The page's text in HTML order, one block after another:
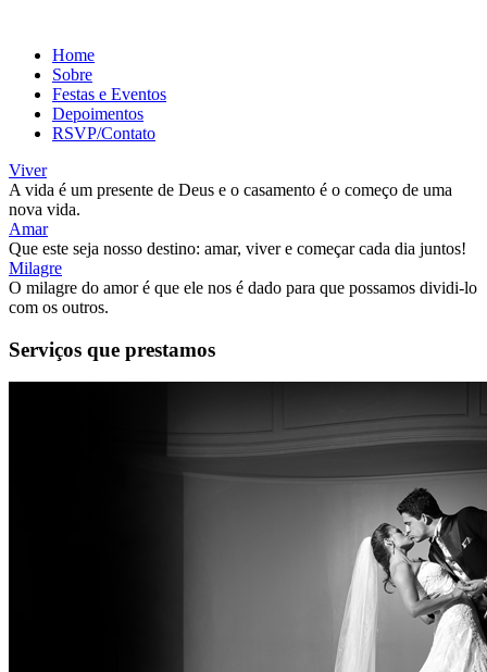
Home
Sobre
Festas e Eventos
Depoimentos
RSVP/Contato
Viver
A vida é um presente de Deus e o casamento é o começo de uma
nova vida.
Amar
Que este seja nosso destino: amar, viver e começar cada dia juntos!
Milagre
O milagre do amor é que ele nos é dado para que possamos dividi-lo
com os outros.
Serviços que prestamos